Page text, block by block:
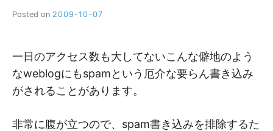
Posted on 2009-10-07
M
一日のアクセス数も大してないこんな僻地のよう
なweblogにもspamという厄介な要らん書き込み
がされることがあります。
非常に腹が立つので、spam書き込みを排除するた